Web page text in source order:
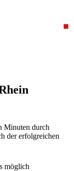
Minuten durch
der erfolgreichen
möglich